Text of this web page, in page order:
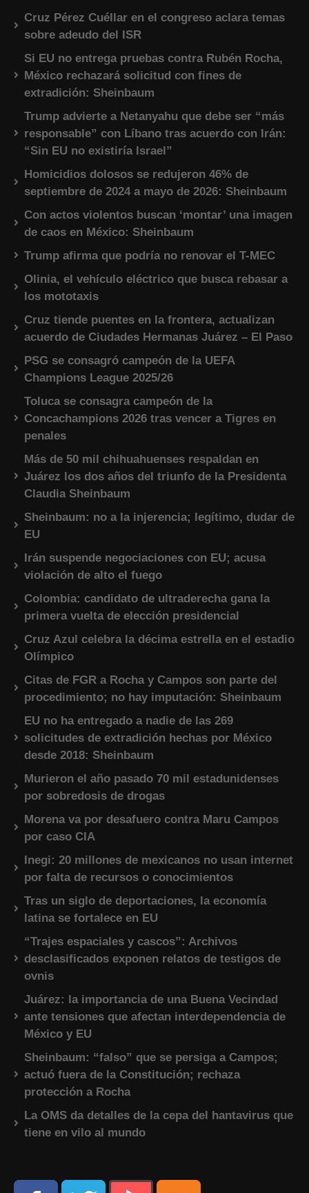
Cruz Pérez Cuéllar en el congreso aclara temas
sobre adeudo del ISR
Si EU no entrega pruebas contra Rubén Rocha,
México rechazará solicitud con fines de
extradición: Sheinbaum
Trump advierte a Netanyahu que debe ser “más
responsable” con Líbano tras acuerdo con Irán:
“Sin EU no existiría Israel”
Homicidios dolosos se redujeron 46% de
septiembre de 2024 a mayo de 2026: Sheinbaum
Con actos violentos buscan ‘montar’ una imagen
de caos en México: Sheinbaum
Trump afirma que podría no renovar el T-MEC
Olinia, el vehículo eléctrico que busca rebasar a
los mototaxis
Cruz tiende puentes en la frontera, actualizan
acuerdo de Ciudades Hermanas Juárez – El Paso
PSG se consagró campeón de la UEFA
Champions League 2025/26
Toluca se consagra campeón de la
Concachampions 2026 tras vencer a Tigres en
penales
Más de 50 mil chihuahuenses respaldan en
Juárez los dos años del triunfo de la Presidenta
Claudia Sheinbaum
Sheinbaum: no a la injerencia; legítimo, dudar de
EU
Irán suspende negociaciones con EU; acusa
violación de alto el fuego
Colombia: candidato de ultraderecha gana la
primera vuelta de elección presidencial
Cruz Azul celebra la décima estrella en el estadio
Olímpico
Citas de FGR a Rocha y Campos son parte del
procedimiento; no hay imputación: Sheinbaum
EU no ha entregado a nadie de las 269
solicitudes de extradición hechas por México
desde 2018: Sheinbaum
Murieron el año pasado 70 mil estadunidenses
por sobredosis de drogas
Morena va por desafuero contra Maru Campos
por caso CIA
Inegi: 20 millones de mexicanos no usan internet
por falta de recursos o conocimientos
Tras un siglo de deportaciones, la economía
latina se fortalece en EU
“Trajes espaciales y cascos”: Archivos
desclasificados exponen relatos de testigos de
ovnis
Juárez: la importancia de una Buena Vecindad
ante tensiones que afectan interdependencia de
México y EU
Sheinbaum: “falso” que se persiga a Campos;
actuó fuera de la Constitución; rechaza
protección a Rocha
La OMS da detalles de la cepa del hantavirus que
tiene en vilo al mundo